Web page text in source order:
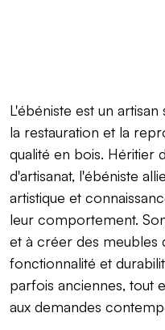
L'ébéniste est un
la restauration et la
qualité en bois. Héritier
d'artisanat, l'ébéniste
artistique et
leur comportement.
et à créer des meubles
fonctionnalité et
parfois anciennes, tout
aux demandes